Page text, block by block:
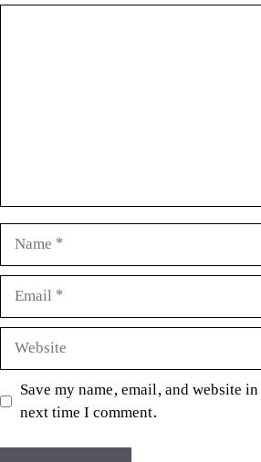
Comment
Name
Email
Website
Save my name, email, and website
next time I comment.